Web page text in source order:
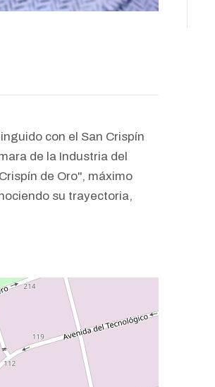
con el San Crispín
de la Industria del
de Oro", máximo
su trayectoria,